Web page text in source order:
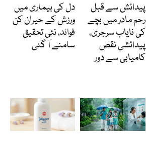
پیدائش سے قبل
رحم مادر میں بچے
کی نایاب سرجری،
پیدائشی نقص
کامیابی سے دور
دل کی بیماری میں
ورزش کے حیران کن
فوائد، نئی تحقیق
سامنے آ گئی